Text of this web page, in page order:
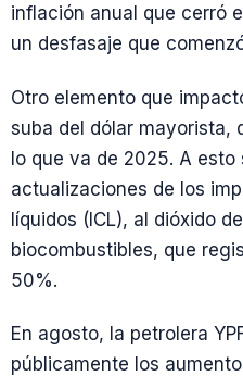
inflación anual que cerró
un desfasaje que
Otro elemento que
suba del dólar mayorista,
lo que va de 2025. A esto
actualizaciones de los
líquidos (ICL), al dióxido
biocombustibles, que
50%.
En agosto, la petrolera
públicamente los